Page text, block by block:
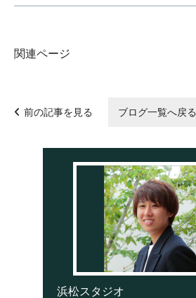
関連ページ
前の記事を見る ブログ一覧へ戻る
浜松スタジオ